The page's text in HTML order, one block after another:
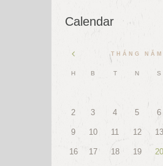
Calendar
THÁNG NĂM
H B T N S
2 3 4 5 6
9 10 11 12 13
16 17 18 19 20